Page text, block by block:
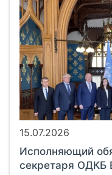
15.07.2026
Исполняющий
секретаря ОДКБ